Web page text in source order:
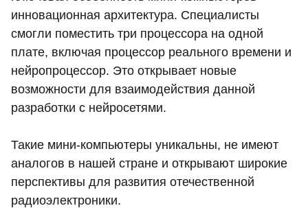
инновационная архитектура. Специалисты
смогли поместить три процессора на одной
плате, включая процессор реального времени и
нейропроцессор. Это открывает новые
возможности для взаимодействия данной
разработки с нейросетями.
Такие мини-компьютеры уникальны, не имеют
аналогов в нашей стране и открывают широкие
перспективы для развития отечественной
радиоэлектроники.